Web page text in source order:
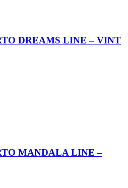
DREAMS LINE – VINT
MANDALA LINE –